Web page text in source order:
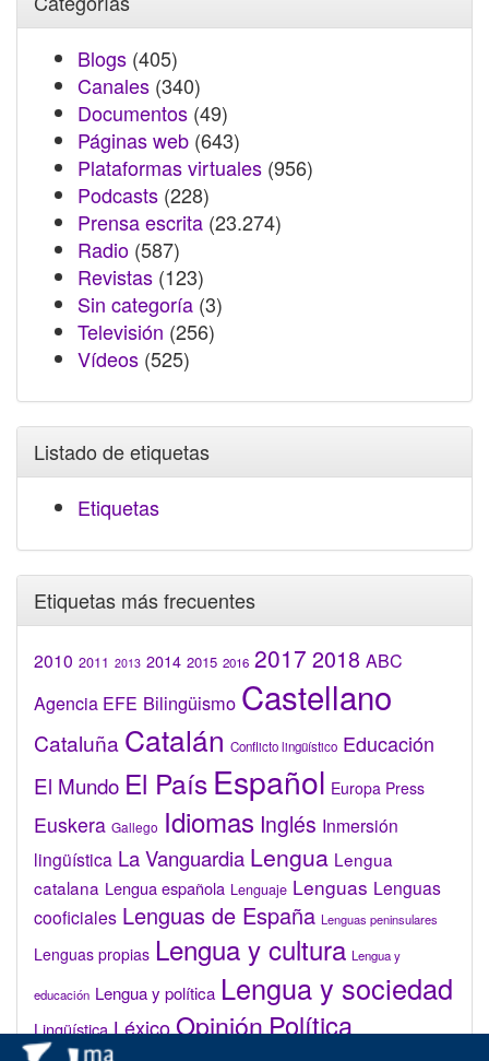
Blogs (405)
Canales (340)
Documentos (49)
Páginas web (643)
Plataformas virtuales (956)
Podcasts (228)
Prensa escrita (23.274)
Radio (587)
Revistas (123)
Sin categoría (3)
Televisión (256)
Vídeos (525)
Listado de etiquetas
Etiquetas
Etiquetas más frecuentes
2010 2011 2013 2014 2015 2016 2017 2018 ABC
Agencia EFE Bilingüismo Castellano
Cataluña Catalán Conflicto lingüístico Educación
El Mundo El País Español Europa Press
Euskera Gallego Idiomas Inglés Inmersión
lingüística La Vanguardia Lengua Lengua
catalana Lengua española Lenguaje Lenguas Lenguas
cooficiales Lenguas de España Lenguas peninsulares
Lenguas propias Lengua y cultura Lengua y
educación Lengua y política Lengua y sociedad
Lingüística LéxicoOpiniónPolítica